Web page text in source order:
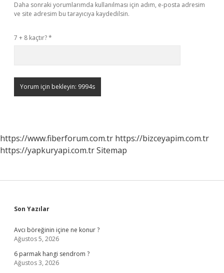
Daha sonraki yorumlarımda kullanılması için adım, e-posta adresim
ve site adresim bu tarayıcıya kaydedilsin.
7 + 8 kaçtır?*
https://www.fiberforum.com.tr https://bizceyapim.com.tr
https://yapkuryapi.com.trSitemap
Sidebar
Son Yazılar
Avcı böreğinin içine ne konur ?
Ağustos 5, 2026
6 parmak hangi sendrom ?
Ağustos 3, 2026